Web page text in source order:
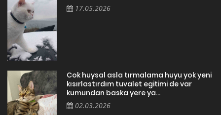
17.05.2026
Cok huysal asla tırmalama huyu yok yeni
kısırlastırdım tuvalet egitimi de var
kumundan baska yere ya...
02.03.2026